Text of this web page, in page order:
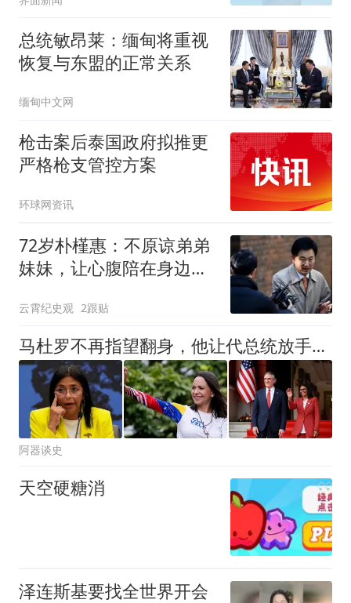
总统敏昂莱：缅甸将重视
恢复与东盟的正常关系
缅甸中文网
枪击案后泰国政府拟推更
严格枪支管控方案
环球网资讯
72岁朴槿惠：不原谅弟弟
妹妹，让心腹陪在身边，
云霄纪史观 2跟贴
马杜罗不再指望翻身，他让代总统放手去干，给家人和旧部留好余地
阿器谈史
天空硬糖消
泽连斯基要找全世界开会